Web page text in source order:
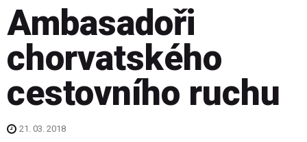
Ambasadoři
chorvatského
cestovního ruchu
21. 03. 2018